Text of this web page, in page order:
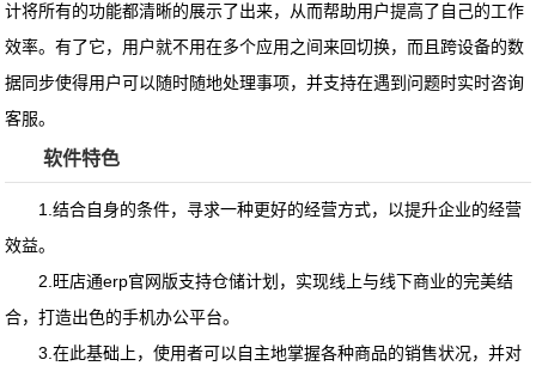
计将所有的功能都清晰的展示了出来，从而帮助用户提高了自己的工作
效率。有了它，用户就不用在多个应用之间来回切换，而且跨设备的数
据同步使得用户可以随时随地处理事项，并支持在遇到问题时实时咨询
客服。
软件特色
1.结合自身的条件，寻求一种更好的经营方式，以提升企业的经营
效益。
2.旺店通erp官网版支持仓储计划，实现线上与线下商业的完美结
合，打造出色的手机办公平台。
3.在此基础上，使用者可以自主地掌握各种商品的销售状况，并对